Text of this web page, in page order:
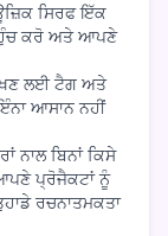
ਸਿਰਫ ਇੱਕ
ਕਰੋ ਅਤੇ ਆਪਣੇ
ਲਈ ਟੈਗ ਅਤੇ
ਆਸਾਨ ਨਹੀਂ
ਨਾਲ ਬਿਨਾਂ ਕਿਸੇ
ਪ੍ਰੋਜੈਕਟਾਂ ਨੂੰ
ਰਚਨਾਤਮਕਤਾ